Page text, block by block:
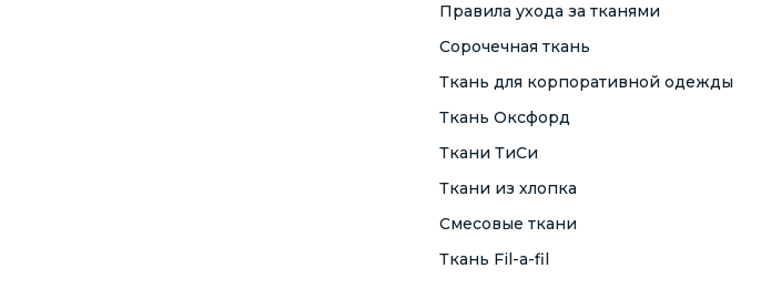
Правила ухода за тканями
Сорочечная ткань
Ткань для корпоративной одежды
Ткань Оксфорд
Ткани ТиСи
Ткани из хлопка
Смесовые ткани
Ткань Fil-a-fil